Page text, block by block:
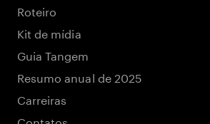
Roteiro
Kit de mídia
Guia Tangem
Resumo anual de 2025
Carreiras